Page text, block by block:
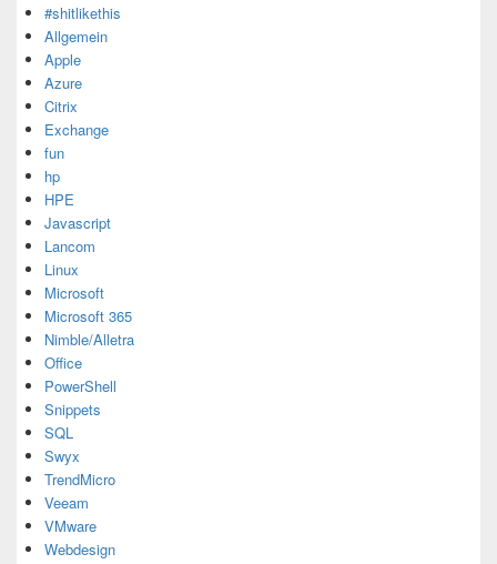
#shitlikethis
Allgemein
Apple
Azure
Citrix
Exchange
fun
hp
HPE
Javascript
Lancom
Linux
Microsoft
Microsoft 365
Nimble/Alletra
Office
PowerShell
Snippets
SQL
Swyx
TrendMicro
Veeam
VMware
Webdesign